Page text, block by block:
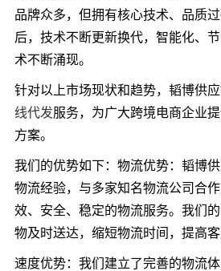
品牌众多，但拥有核心技术、品质
后，技术不断更新换代，智能化、
术不断涌现。
针对以上市场现状和趋势，韬博供
线代发服务，为广大跨境电商企业
方案。
我们的优势如下：物流优势：韬博
物流经验，与多家知名物流公司合
效、安全、稳定的物流服务。我们
物及时送达，缩短物流时间，提高客
速度优势：我们建立了完善的物流